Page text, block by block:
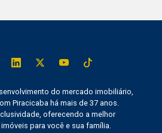
do mercado imobiliário,
Piracicaba há mais de 37 anos.
oferecendo a melhor
para você e sua família.